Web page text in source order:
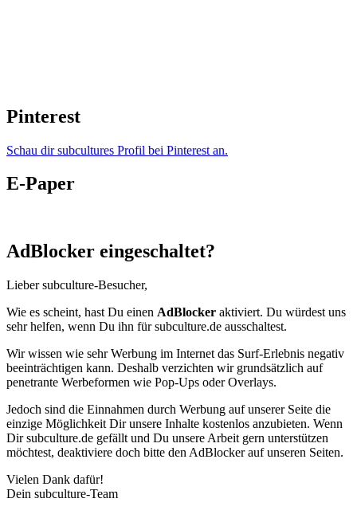
Pinterest
Schau dir subcultures Profil bei Pinterest an.
E-Paper
AdBlocker eingeschaltet?
Lieber subculture-Besucher,
Wie es scheint, hast Du einen AdBlocker aktiviert. Du würdest uns
sehr helfen, wenn Du ihn für subculture.de ausschaltest.
Wir wissen wie sehr Werbung im Internet das Surf-Erlebnis negativ
beeinträchtigen kann. Deshalb verzichten wir grundsätzlich auf
penetrante Werbeformen wie Pop-Ups oder Overlays.
Jedoch sind die Einnahmen durch Werbung auf unserer Seite die
einzige Möglichkeit Dir unsere Inhalte kostenlos anzubieten. Wenn
Dir subculture.de gefällt und Du unsere Arbeit gern unterstützen
möchtest, deaktiviere doch bitte den AdBlocker auf unseren Seiten.
Vielen Dank dafür!
Dein subculture-Team